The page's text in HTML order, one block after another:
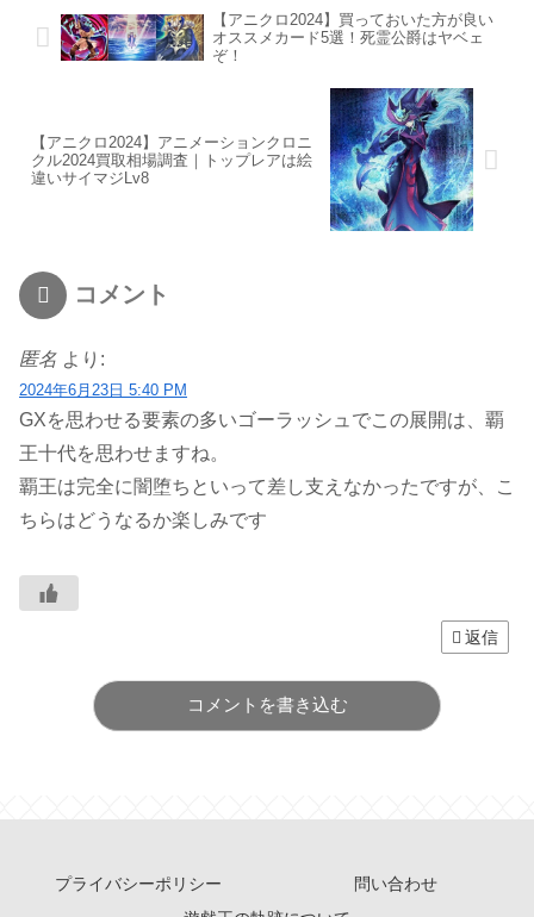
【アニクロ2024】買っておいた方が良い
オススメカード5選！死霊公爵はヤベェ
ぞ！
【アニクロ2024】アニメーションクロニ
クル2024買取相場調査｜トップレアは絵
違いサイマジLv8
コメント
匿名 より:
2024年6月23日 5:40 PM
GXを思わせる要素の多いゴーラッシュでこの展開は、覇
王十代を思わせますね。
覇王は完全に闇堕ちといって差し支えなかったですが、こ
ちらはどうなるか楽しみです
返信
コメントを書き込む
プライバシーポリシー
問い合わせ